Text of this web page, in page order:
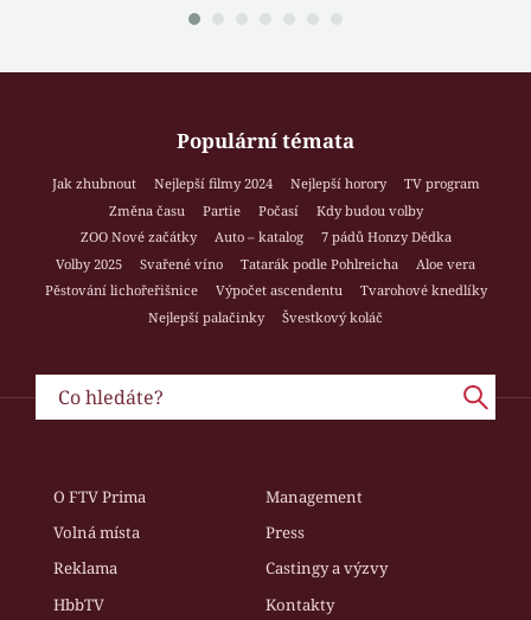
Populární témata
Jak zhubnout Nejlepší filmy 2024 Nejlepší horory
TV program
Změna času
Partie Počasí
Kdy budou volby
ZOO Nové začátky
Auto – katalog
7 pádů Honzy Dědka
Volby 2025
Svařené víno Tatarák podle Pohlreicha
Aloe vera
Pěstování lichořeřišnice
Výpočet ascendentu
Tvarohové knedlíky
Nejlepší palačinky
Švestkový koláč
O FTV Prima
Management
Volná místa
Press
Reklama
Castingy a výzvy
HbbTV
Kontakty